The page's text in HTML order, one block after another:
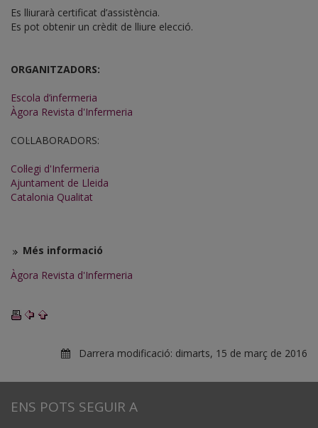
Es lliurarà certificat d’assistència.
Es pot obtenir un crèdit de lliure elecció.
ORGANITZADORS:
Escola d’infermeria
Àgora Revista d'Infermeria
COL·LABORADORS:
Col·legi d'Infermeria
Ajuntament de Lleida
Catalonia Qualitat
Més informació
Àgora Revista d'Infermeria
Darrera modificació: dimarts, 15 de març de 2016
ENS POTS SEGUIR A